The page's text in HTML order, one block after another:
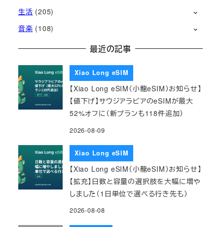
生活 (205)
音楽 (108)
最近の記事
Xiao Long eSIM
【Xiao Long eSIM（小龍eSIM）お知らせ】
【値下げ】サウジアラビアのeSIMが最大
52%オフに（新プランも118件追加）
2026-08-09
Xiao Long eSIM
【Xiao Long eSIM（小龍eSIM）お知らせ】
【拡充】日数と容量の選択肢を大幅に増や
しました（1日単位で選べる行き先も）
2026-08-08